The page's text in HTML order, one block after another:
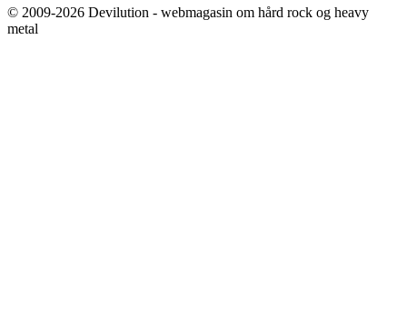
© 2009-2026 Devilution - webmagasin om hård rock og heavy
metal